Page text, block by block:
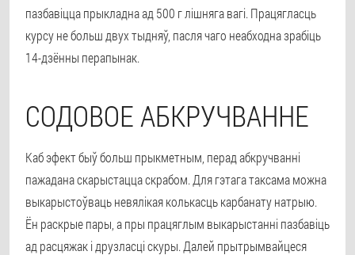
пазбавіцца прыкладна ад 500 г лішняга вагі. Працягласць
курсу не больш двух тыдняў, пасля чаго неабходна зрабіць
14-дзённы перапынак.
СОДОВОЕ АБКРУЧВАННЕ
Каб эфект быў больш прыкметным, перад абкручванні
пажадана скарыстацца скрабом. Для гэтага таксама можна
выкарыстоўваць невялікая колькасць карбанату натрыю.
Ён раскрые пары, а пры працяглым выкарыстанні пазбавіць
ад расцяжак і друзласці скуры. Далей прытрымвайцеся